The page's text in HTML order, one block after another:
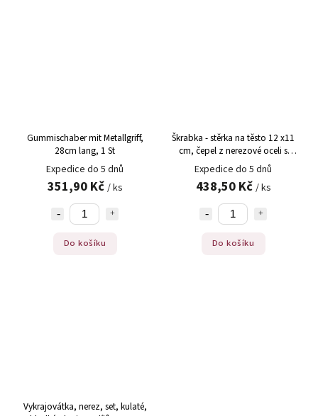
Gummischaber mit Metallgriff,
28cm lang, 1 St
Expedice do 5 dnů
351,90 Kč / ks
Do košíku
Škrabka - stěrka na těsto 12 x11
cm, čepel z nerezové oceli s
dřevěnou rukojetí
Expedice do 5 dnů
438,50 Kč / ks
Do košíku
Vykrajovátka, nerez, set, kulaté,